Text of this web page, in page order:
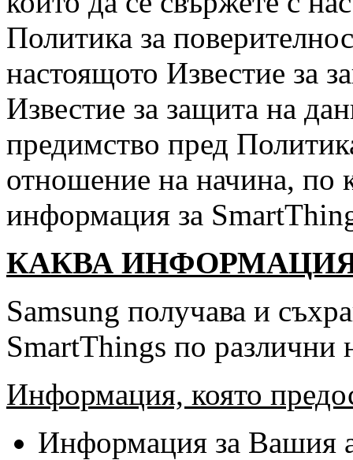
Политика за
настоящото Известие за
Известие за защита на
предимство пред
отношение на начина, по
информация за
КАКВА
Samsung получава и
SmartThings по различни
Информация, която
Информация за Вашия